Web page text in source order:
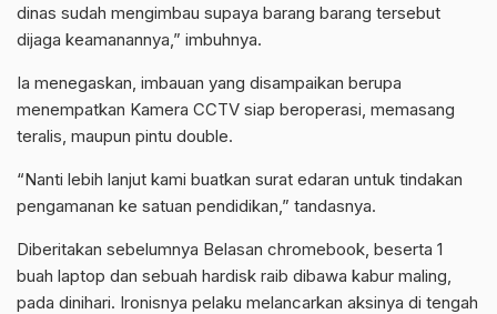
dinas sudah mengimbau supaya barang barang tersebut
dijaga keamanannya,” imbuhnya.
Ia menegaskan, imbauan yang disampaikan berupa
menempatkan Kamera CCTV siap beroperasi, memasang
teralis, maupun pintu double.
“Nanti lebih lanjut kami buatkan surat edaran untuk tindakan
pengamanan ke satuan pendidikan,” tandasnya.
Diberitakan sebelumnya Belasan chromebook, beserta 1
buah laptop dan sebuah hardisk raib dibawa kabur maling,
pada dinihari. Ironisnya pelaku melancarkan aksinya di tengah